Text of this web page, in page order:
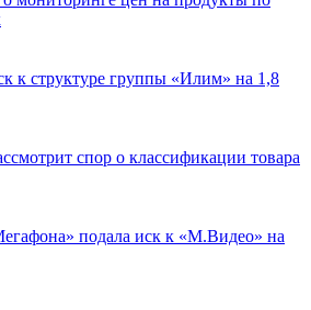
к структуре группы «Илим» на 1,8
спор о классификации товара
подала иск к «М.Видео» на